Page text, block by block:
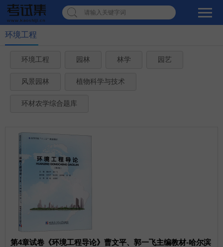
请输入关键字词
环境工程
环境工程 园林 林学 园艺
风景园林 植物科学与技术
环材农学综合题库
第4章试卷《环境工程导论》曹文平、郭一飞主编教材-哈尔滨